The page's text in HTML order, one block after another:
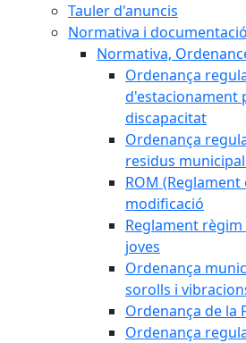
Tauler d'anuncis
Normativa i
Normativa,
Ordenança
d'estacionament
discapacitat
Ordenança
residus
ROM
modificació
Reglament
joves
Ordenança
sorolls i
Ordenança de la
Ordenança